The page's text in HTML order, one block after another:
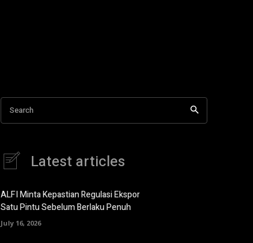
Search
Latest articles
ALFI Minta Kepastian Regulasi Ekspor
Satu Pintu Sebelum Berlaku Penuh
July 16, 2026